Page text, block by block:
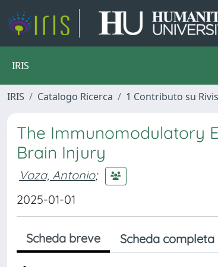
IRIS
IRIS Catalogo Ricerca 1 Contributo su
The Immunomodulatory
Brain Injury
Voza, Antonio;
2025-01-01
Scheda breve Scheda completa